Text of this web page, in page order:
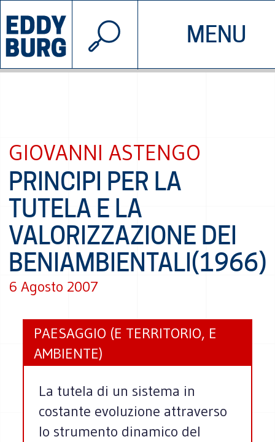
MENU
INIZIATIVE CHI SIAMO
© 2026 EDDYBURG
GIOVANNI ASTENGO
PRINCIPI PER LA
TUTELA E LA
VALORIZZAZIONE DEI
BENIAMBIENTALI(1966)
6 Agosto 2007
PAESAGGIO (E TERRITORIO, E
AMBIENTE)
La tutela di un sistema in
costante evoluzione attraverso
lo strumento dinamico del